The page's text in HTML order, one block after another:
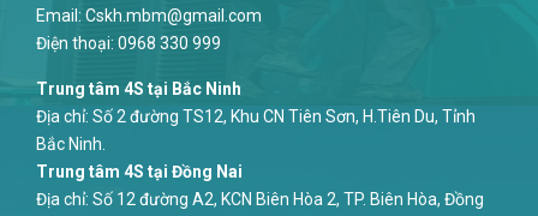
Email: Cskh.mbm@gmail.com
Điện thoại: 0968 330 999
Trung tâm 4S tại Bắc Ninh
Địa chỉ: Số 2 đường TS12, Khu CN Tiên Sơn, H.Tiên Du, Tỉnh
Bắc Ninh.
Trung tâm 4S tại Đồng Nai
Địa chỉ: Số 12 đường A2, KCN Biên Hòa 2, TP. Biên Hòa, Đồng